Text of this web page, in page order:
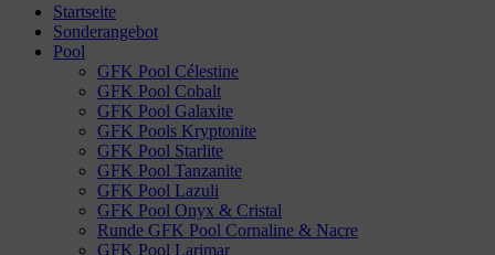
Startseite
Sonderangebot
Pool
GFK Pool Célestine
GFK Pool Cobalt
GFK Pool Galaxite
GFK Pools Kryptonite
GFK Pool Starlite
GFK Pool Tanzanite
GFK Pool Lazuli
GFK Pool Onyx & Cristal
Runde GFK Pool Cornaline & Nacre
GFK Pool Larimar